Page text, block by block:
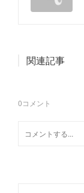
関連記事
0コメント